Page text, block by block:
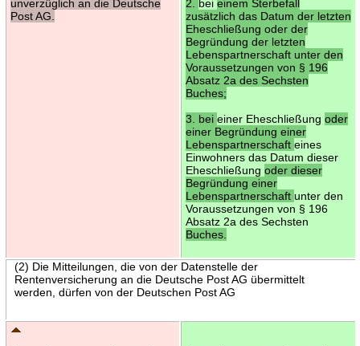
unverzüglich an die Deutsche
Post AG.
2. bei einem Sterbefall
zusätzlich das Datum der letzten
Eheschließung oder der
Begründung der letzten
Lebenspartnerschaft unter den
Voraussetzungen von § 196
Absatz 2a des Sechsten
Buches;
3. bei einer Eheschließung oder
einer Begründung einer
Lebenspartnerschaft eines
Einwohners das Datum dieser
Eheschließung oder dieser
Begründung einer
Lebenspartnerschaft unter den
Voraussetzungen von § 196
Absatz 2a des Sechsten
Buches.
(2) Die Mitteilungen, die von der Datenstelle der
Rentenversicherung an die Deutsche Post AG übermittelt
werden, dürfen von der Deutschen Post AG